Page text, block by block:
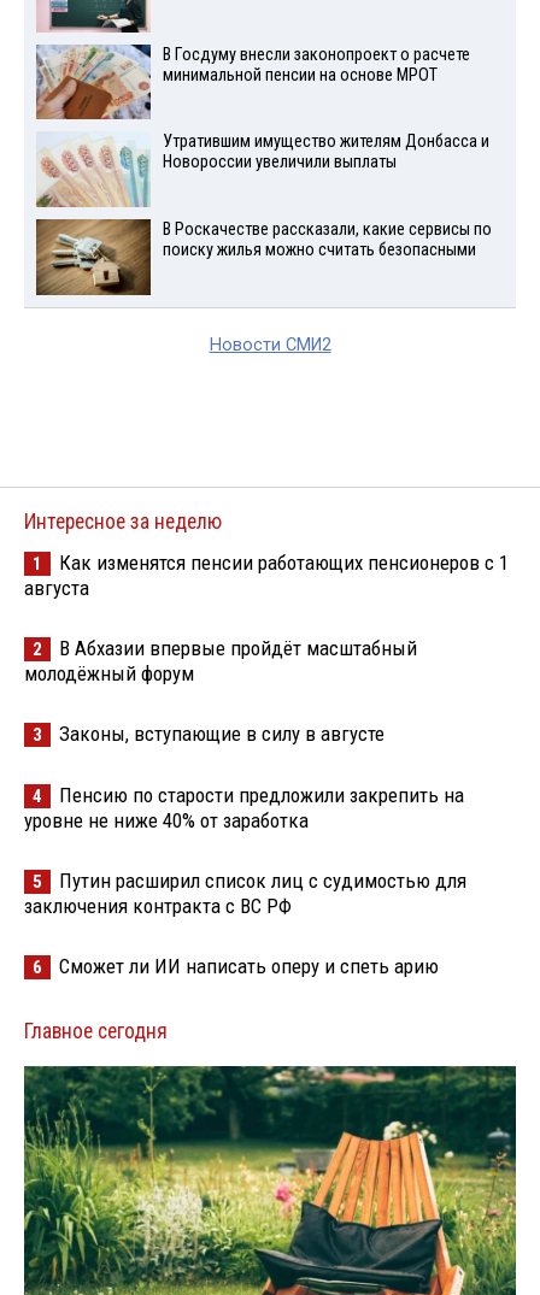
В Госдуму внесли законопроект о расчете
минимальной пенсии на основе МРОТ
Утратившим имущество жителям Донбасса и
Новороссии увеличили выплаты
В Роскачестве рассказали, какие сервисы по
поиску жилья можно считать безопасными
Новости СМИ2
Интересное за неделю
1
Как изменятся пенсии работающих пенсионеров с 1
августа
2
В Абхазии впервые пройдёт масштабный
молодёжный форум
3 Законы, вступающие в силу в августе
4
Пенсию по старости предложили закрепить на
уровне не ниже 40% от заработка
5
Путин расширил список лиц с судимостью для
заключения контракта с ВС РФ
6 Сможет ли ИИ написать оперу и спеть арию
Главное сегодня